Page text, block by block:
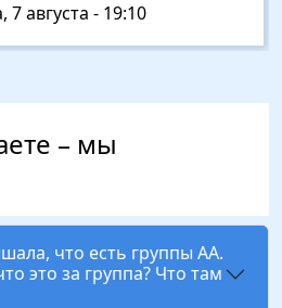
– мы
что есть группы АА.
это за группа? Что там